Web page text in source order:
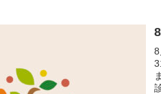
ます。